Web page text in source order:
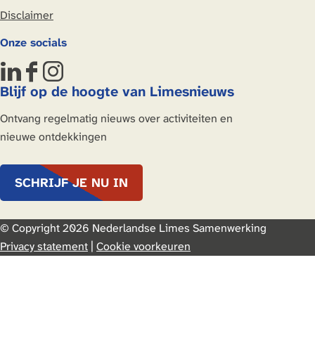
Disclaimer
Onze socials
L
i
n
k
N
e
F
a
c
e
o
N
e
I
n
s
t
g
r
m
Blijf op de hoogte van Limesnieuws
Ontvang regelmatig nieuws over activiteiten en
nieuwe ontdekkingen
SCHRIJF JE NU IN
© Copyright 2026 Nederlandse Limes Samenwerking
Privacy statement Cookie voorkeuren